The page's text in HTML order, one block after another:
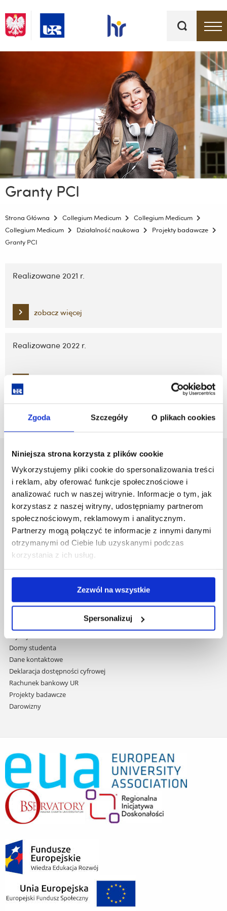
Zgoda Szczegóły O plikach cookies
Niniejsza strona korzysta z plików cookie
Wykorzystujemy pliki cookie do spersonalizowania treści
i reklam, aby oferować funkcje społecznościowe i
analizować ruch w naszej witrynie. Informacje o tym, jak
korzystasz z naszej witryny, udostępniamy partnerom
społecznościowym, reklamowym i analitycznym.
Partnerzy mogą połączyć te informacje z innymi danymi
otrzymanymi od Ciebie lub uzyskanymi podczas
korzystania z ich usług.
Zezwól na wszystkie
Spersonalizuj
kluczowe
Granty PCI
Strona Główna Collegium Medicum
Collegium Medicum
Collegium Medicum
Działalność naukowa
Projekty badawcze
Granty PCI
nawigację
treści
Realizowane 2021 r.
zobacz więcej
Realizowane 2022 r.
Uniwersytet Rzeszowski
Al. Tadeusza Rejtana 16C
35-959 Rzeszów
Pomiń
nawigację
przejdź
do
Polityka prywatności
Mapa serwisu
Biblioteka
Wydawnictwo
Covid info
Praca na UR
Fundusze strukturalne
Projekty realizowane z KPO
Domy studenta
Dane kontaktowe
Deklaracja dostępności cyfrowej
Rachunek bankowy UR
Projekty badawcze
Darowizny